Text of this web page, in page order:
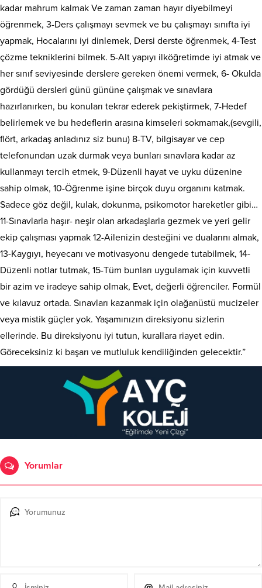
kadar mahrum kalmak Ve zaman zaman hayır diyebilmeyi
öğrenmek, 3-Ders çalışmayı sevmek ve bu çalışmayı sınıfta iyi
yapmak, Hocalarını iyi dinlemek, Dersi derste öğrenmek, 4-Test
çözme tekniklerini bilmek. 5-Alt yapıyı ilköğretimde iyi atmak ve
her sınıf seviyesinde derslere gereken önemi vermek, 6- Okulda
gördüğü dersleri günü gününe çalışmak ve sınavlara
hazırlanırken, bu konuları tekrar ederek pekiştirmek, 7-Hedef
belirlemek ve bu hedeflerin arasına kimseleri sokmamak,(sevgili,
flört, arkadaş anladınız siz bunu) 8-TV, bilgisayar ve cep
telefonundan uzak durmak veya bunları sınavlara kadar az
kullanmayı tercih etmek, 9-Düzenli hayat ve uyku düzenine
sahip olmak, 10-Öğrenme işine birçok duyu organını katmak.
Sadece göz değil, kulak, dokunma, psikomotor hareketler gibi…
11-Sınavlarla haşır- neşir olan arkadaşlarla gezmek ve yeri gelir
ekip çalışması yapmak 12-Ailenizin desteğini ve dualarını almak,
13-Kaygıyı, heyecanı ve motivasyonu dengede tutabilmek, 14-
Düzenli notlar tutmak, 15-Tüm bunları uygulamak için kuvvetli
bir azim ve iradeye sahip olmak, Evet, değerli öğrenciler. Formül
ve kılavuz ortada. Sınavları kazanmak için olağanüstü mucizeler
veya mistik güçler yok. Yaşamınızın direksiyonu sizlerin
ellerinde. Bu direksiyonu iyi tutun, kurallara riayet edin.
Göreceksiniz ki başarı ve mutluluk kendiliğinden gelecektir.”
Yorumlar